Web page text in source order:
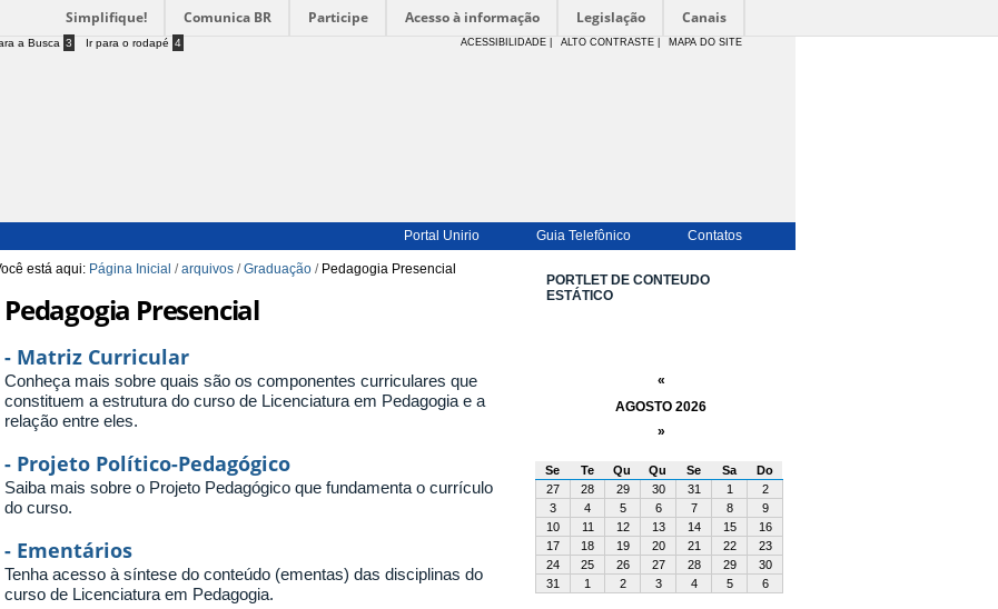
Simplifique! Comunica BR Participe Acesso à informação Legislação Canais
a Busca 3 Ir para o rodapé 4 ACESSIBILIDADE ALTO CONTRASTE | MAPA DO SITE
Portal Unirio Guia Telefônico Contatos
está aqui: Página Inicial /arquivos /Graduação / Pedagogia Presencial
Pedagogia Presencial
- Matriz Curricular
Conheça mais sobre quais são os componentes curriculares que
constituem a estrutura do curso de Licenciatura em Pedagogia e a
relação entre eles.
- Projeto Político-Pedagógico
Saiba mais sobre o Projeto Pedagógico que fundamenta o currículo
do curso.
- Ementários
Tenha acesso à síntese do conteúdo (ementas) das disciplinas do
curso de Licenciatura em Pedagogia.
PORTLET DE CONTEUDO
ESTÁTICO
«
AGOSTO 2026
»
Se Te Qu Qu Se Sa
Do
27
28 29 30 31 1
2
3
4 5 6 7 8
9
10
11 12 13 14 15
16
17
18 19 20 21 22
23
24
25 26 27 28 29
30
31
1 2 3 4 5 6